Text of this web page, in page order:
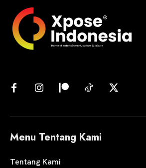
Menu Tentang Kami
Tentang Kami